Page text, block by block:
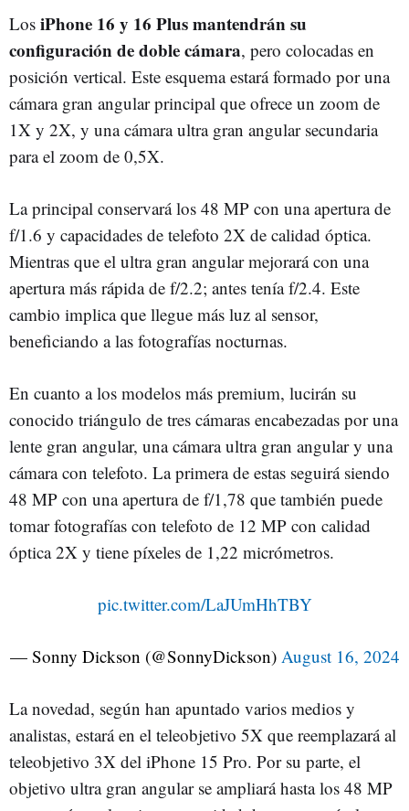
Los iPhone 16 y 16 Plus mantendrán su
configuración de doble cámara, pero colocadas en
posición vertical. Este esquema estará formado por una
cámara gran angular principal que ofrece un zoom de
1X y 2X, y una cámara ultra gran angular secundaria
para el zoom de 0,5X.
La principal conservará los 48 MP con una apertura de
f/1.6 y capacidades de telefoto 2X de calidad óptica.
Mientras que el ultra gran angular mejorará con una
apertura más rápida de f/2.2; antes tenía f/2.4. Este
cambio implica que llegue más luz al sensor,
beneficiando a las fotografías nocturnas.
En cuanto a los modelos más premium, lucirán su
conocido triángulo de tres cámaras encabezadas por una
lente gran angular, una cámara ultra gran angular y una
cámara con telefoto. La primera de estas seguirá siendo
48 MP con una apertura de f/1,78 que también puede
tomar fotografías con telefoto de 12 MP con calidad
óptica 2X y tiene píxeles de 1,22 micrómetros.
pic.twitter.com/LaJUmHhTBY
— Sonny Dickson (@SonnyDickson) August 16, 2024
La novedad, según han apuntado varios medios y
analistas, estará en el teleobjetivo 5X que reemplazará al
teleobjetivo 3X del iPhone 15 Pro. Por su parte, el
objetivo ultra gran angular se ampliará hasta los 48 MP